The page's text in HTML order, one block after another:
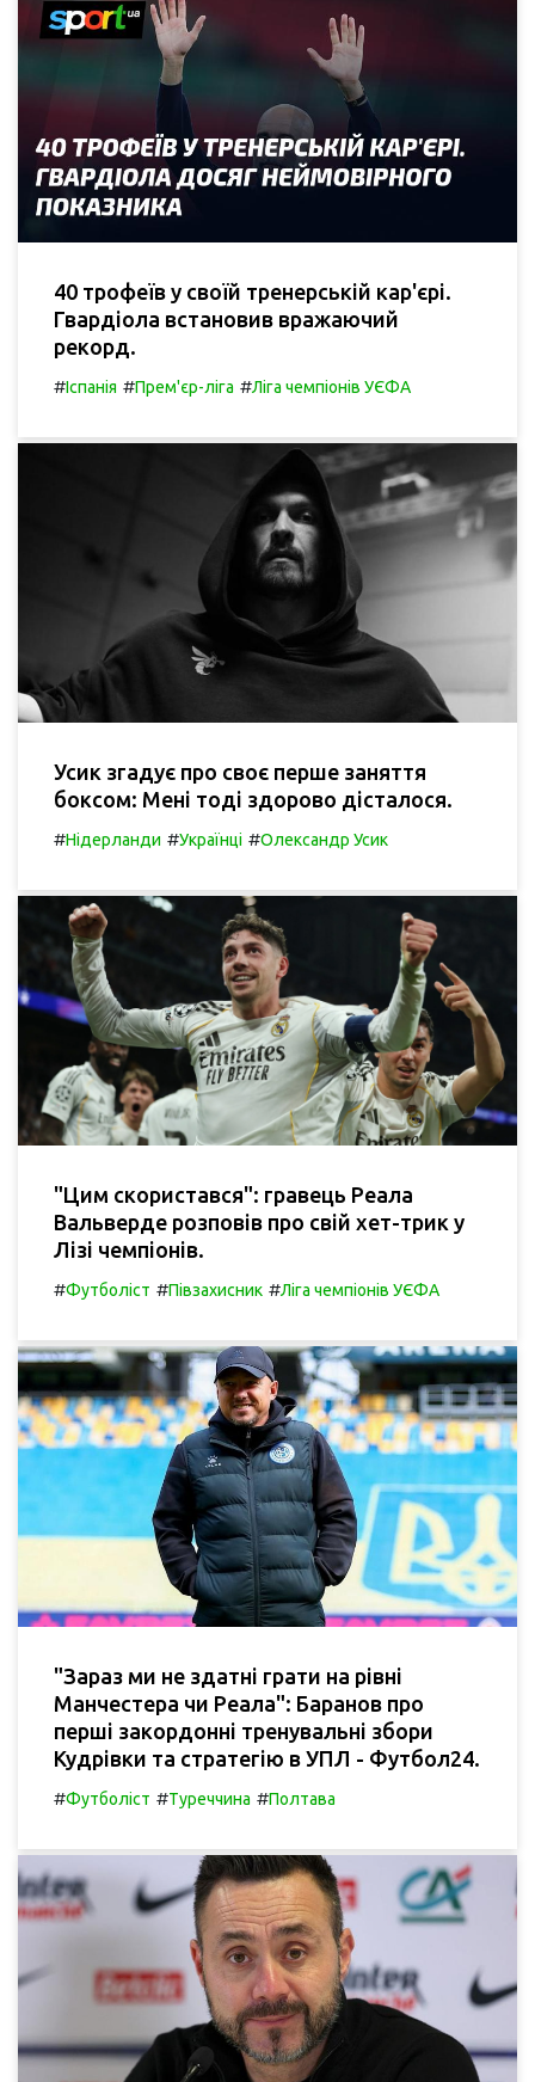
40 трофеїв у своїй тренерській кар'єрі.
Гвардіола встановив вражаючий
рекорд.
#Іспанія #Прем'єр-ліга #Ліга чемпіонів УЄФА
Усик згадує про своє перше заняття
боксом: Мені тоді здорово дісталося.
#Нідерланди #Українці #Олександр Усик
"Цим скористався": гравець Реала
Вальверде розповів про свій хет-трик у
Лізі чемпіонів.
#Футболіст #Півзахисник #Ліга чемпіонів УЄФА
"Зараз ми не здатні грати на рівні
Манчестера чи Реала": Баранов про
перші закордонні тренувальні збори
Кудрівки та стратегію в УПЛ - Футбол24.
#Футболіст #Туреччина #Полтава